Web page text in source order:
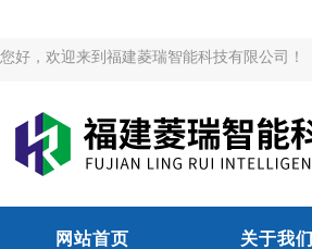
您好，欢迎来到福建菱瑞智能科技有限公司！
网站首页 关于我们